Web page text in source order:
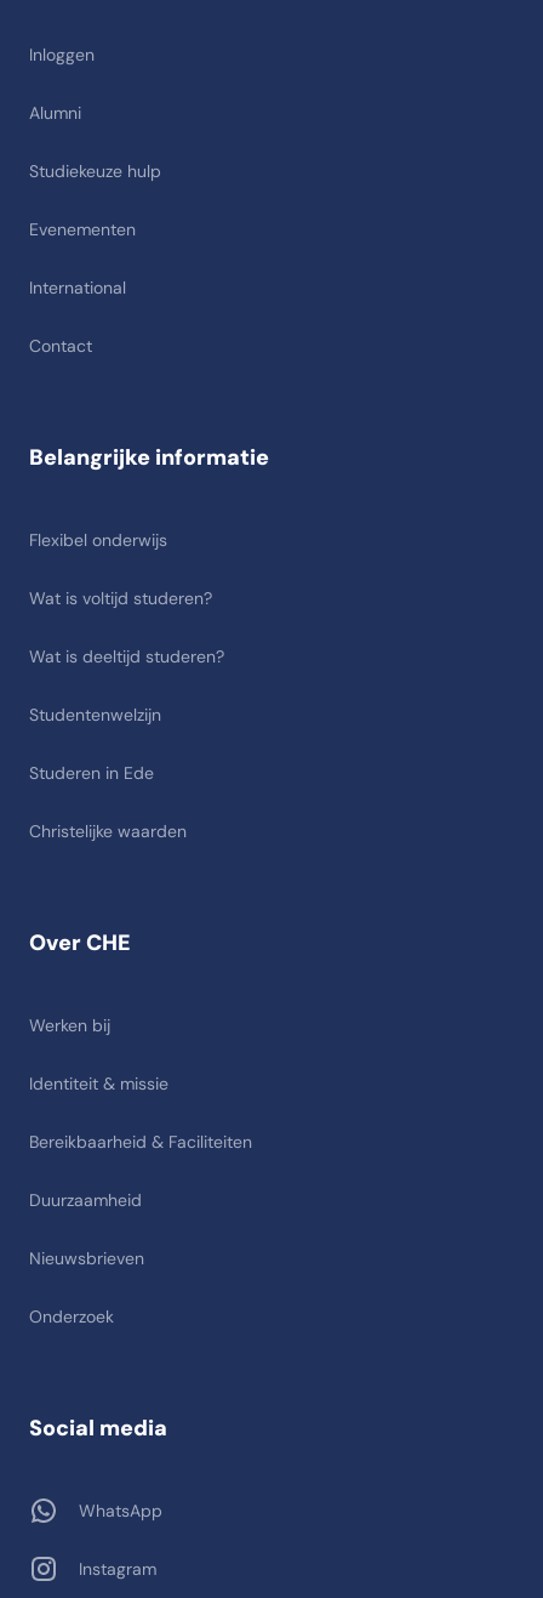
Inloggen
Alumni
Studiekeuze hulp
Evenementen
International
Contact
Over CHE
Werken bij
Identiteit & missie
Bereikbaarheid & Faciliteiten
Duurzaamheid
Nieuwsbrieven
Onderzoek
Belangrijke informatie
Flexibel onderwijs
Wat is voltijd studeren?
Wat is deeltijd studeren?
Studentenwelzijn
Studeren in Ede
Christelijke waarden
Social media
WhatsApp
Instagram